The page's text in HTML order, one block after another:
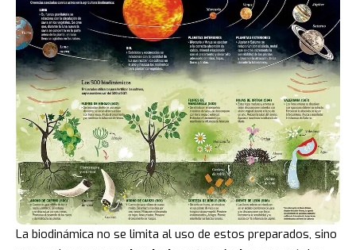
La biodinámica no se limita al uso de estos preparados, sino